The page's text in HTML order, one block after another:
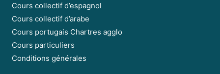
Cours collectif d’espagnol
Cours collectif d’arabe
Cours portugais Chartres agglo
Cours particuliers
Conditions générales